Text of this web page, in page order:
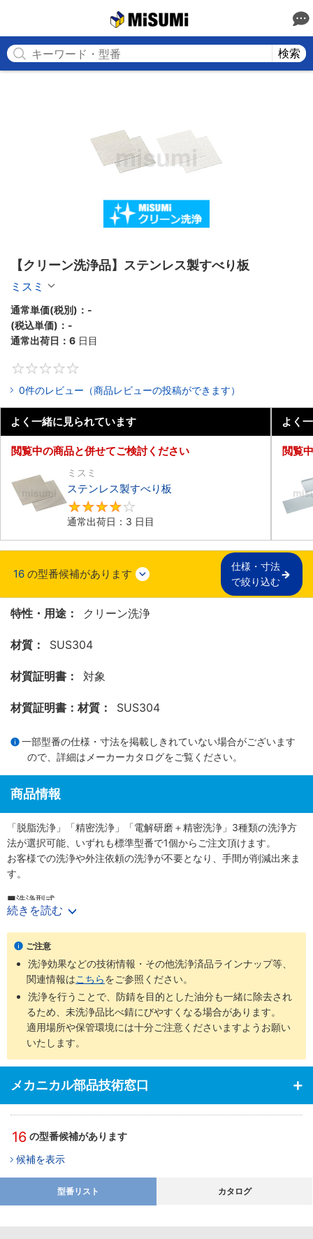
検索
【クリーン洗浄品】ステンレス製すべり板
ミスミ
通常単価(税別)： -
(税込単価)： -
通常出荷日： 6 日目
0件のレビュー（商品レビューの投稿ができます）
よく一緒に見られています
閲覧中の商品と併せてご検討ください
ミスミ
ステンレス製すべり板
通常出荷日：3 日目
よく
閲覧
16 の型番候補があります
仕様・寸法
で絞り込む
特性・用途： クリーン洗浄
材質： SUS304
材質証明書： 対象
材質証明書：材質： SUS304
一部型番の仕様・寸法を掲載しきれていない場合がございます
ので、詳細は メーカーカタログをご覧ください。
商品情報
「脱脂洗浄」「精密洗浄」「電解研磨＋精密洗浄」3種類の洗浄方
法が選択可能、いずれも標準型番で1個からご注文頂けます。
お客様での洗浄や外注依頼の洗浄が不要となり、手間が削減出来ま
す。
■洗浄型式
・脱脂洗浄（防錆1重梱包）
・精密洗浄（脱気2重梱包）
：型番SH-□□
・電解研磨＋精密洗浄（脱気2重梱包）
商品
型番
洗浄方法
梱包形
態
未洗浄品と
比べた効果
ご利用環境（目
□□
脱脂洗浄
防錆梱
包
油分除去 一般環境
通常組立工
程
バッテリー
□□
精密洗浄
重梱包 粉塵除去
ラス10～1,000）
バッテリー
立後工程
□□
＋精密洗
脱気２
重梱包アウトガス
クリーン環境（ク
液晶成膜工
続きを読む
ご注意
洗浄効果などの技術情報・その他洗浄済品ラインナップ等、
関連情報はこちらをご参照ください。
洗浄を行うことで、防錆を目的とした油分も一緒に除去され
るため、未洗浄品比べ錆にびやすくなる場合があります。
適用場所や保管環境には十分ご注意くださいますようお願い
いたします。
メカニカル部品技術窓口
16 の型番候補があります
候補を表示
型番リスト カタログ